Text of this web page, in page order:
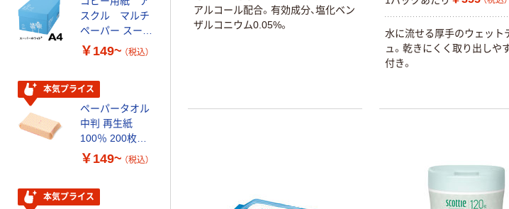
アルコール配合。有効成分、塩化ベン
ザルコニウム0.05%。
水に流せる厚手のウェット
ュ。乾きにくく取り出しや
付き。
スクル マルチ
ペーパー スーパ
ーホワイト+
￥149~ （税込）
本気プライス
ペーパータオル
中判 再生紙
100％ 200枚
FSC認証 シング
￥149~ （税込）
本気プライス
パー ダブル60
ｍ 再生紙
コピー用紙 マ
パー シングル
120ｍ 再生紙
100% 6ロール
リサイクル100
￥455~ （税込）
嬬恋銘水 ナチュ
付き／2Lラベル